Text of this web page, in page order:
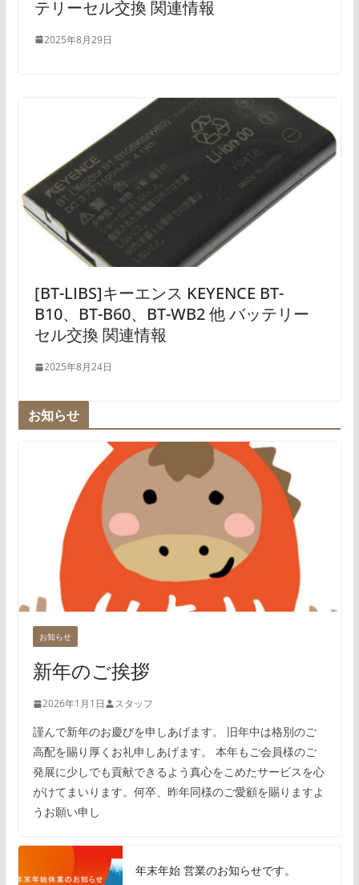
テリーセル交換 関連情報
2025年8月29日
[BT-LIBS]キーエンス KEYENCE BT-
B10、BT-B60、BT-WB2 他 バッテリー
セル交換 関連情報
2025年8月24日
お知らせ
お知らせ
新年のご挨拶
2026年1月1日 スタッフ
謹んで新年のお慶びを申しあげます。 旧年中は格別のご
高配を賜り厚くお礼申しあげます。 本年もご会員様のご
発展に少しでも貢献できるよう真心をこめたサービスを心
がけてまいります。何卒、昨年同様のご愛顧を賜りますよ
うお願い申し
年末年始 営業のお知らせです。